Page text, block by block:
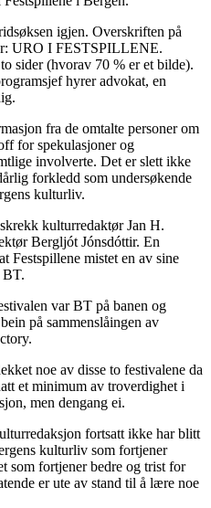
igjen. Overskriften på
URO I FESTSPILLENE.
sider (hvorav 70 % er et bilde).
hyrer advokat, en
fra de omtalte personer om
for spekulasjoner og
involverte. Det er slett ikke
forkledd som undersøkende
kulturliv.
kulturredaktør Jan H.
Bergljót Jónsdóttir. En
Festspillene mistet en av sine
BT.
var BT på banen og
på sammenslåingen av
noe av disse to festivalene da
et minimum av troverdighet i
men dengang ei.
fortsatt ikke har blitt
kulturliv som fortjener
som fortjener bedre og trist for
er ute av stand til å lære noe